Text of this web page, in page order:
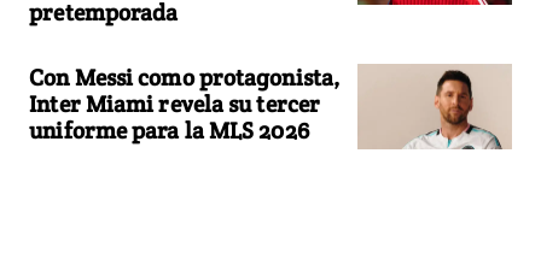
pretemporada
Con Messi como protagonista,
Inter Miami revela su tercer
uniforme para la MLS 2026